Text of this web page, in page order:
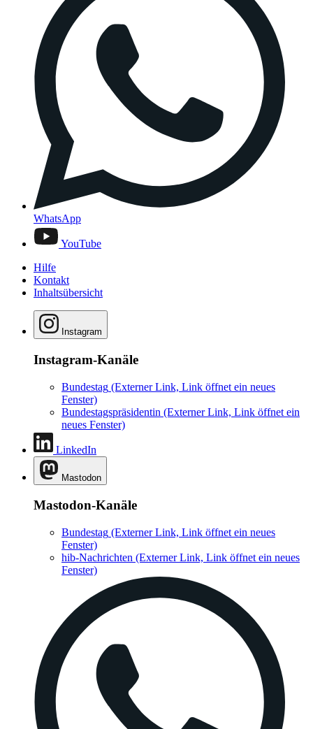
WhatsApp
YouTube
Hilfe
Kontakt
Inhaltsübersicht
Instagram
Instagram-Kanäle
Bundestag (Externer Link, Link öffnet ein neues
Fenster)
Bundestagspräsidentin (Externer Link, Link öffnet ein
neues Fenster)
LinkedIn
Mastodon
Mastodon-Kanäle
Bundestag (Externer Link, Link öffnet ein neues
Fenster)
hib-Nachrichten (Externer Link, Link öffnet ein neues
Fenster)